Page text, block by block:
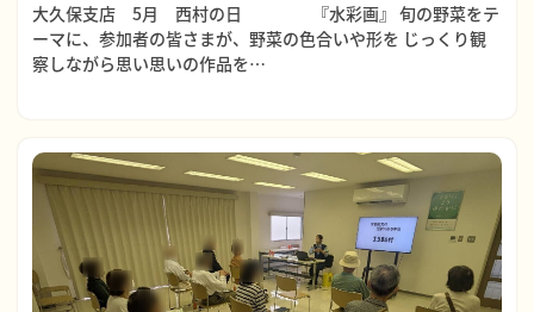
大久保支店 5月 西村の日 『水彩画』 旬の野菜をテ
ーマに、参加者の皆さまが、野菜の色合いや形を じっくり観
察しながら思い思いの作品を…